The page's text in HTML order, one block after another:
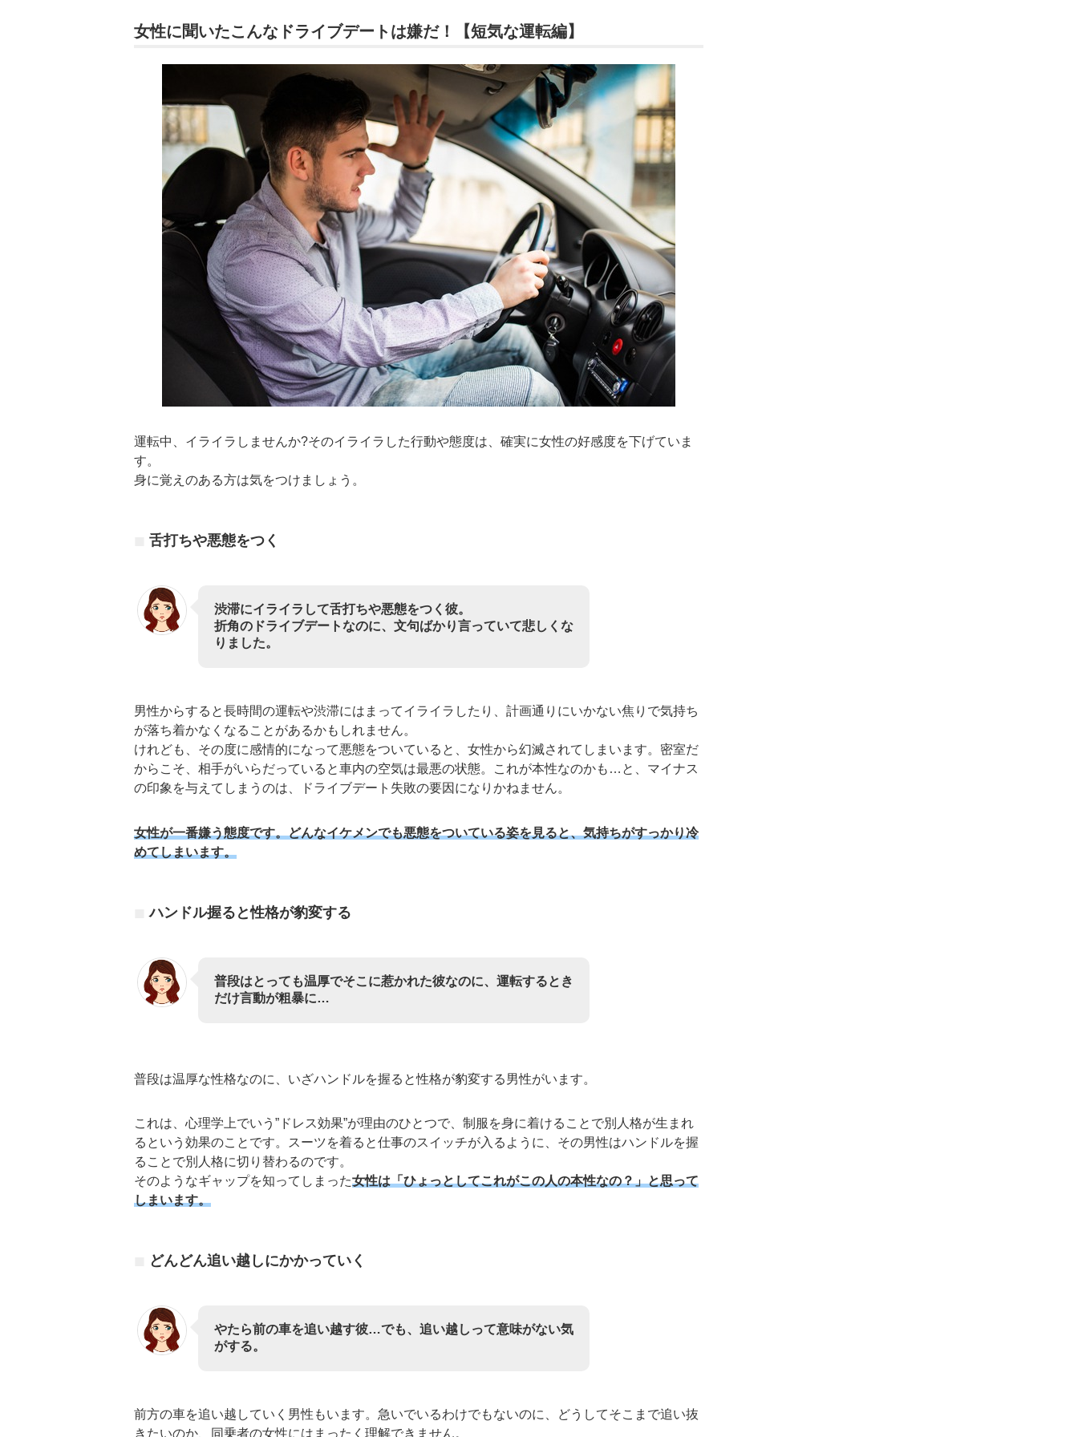
女性に聞いたこんなドライブデートは嫌だ！【短気な運転編】
運転中、イライラしませんか?そのイライラした行動や態度は、確実に女性の好感度を下げていま
す。
身に覚えのある方は気をつけましょう。
舌打ちや悪態をつく
渋滞にイライラして舌打ちや悪態をつく彼。
折角のドライブデートなのに、文句ばかり言っていて悲しくな
りました。
男性からすると長時間の運転や渋滞にはまってイライラしたり、計画通りにいかない焦りで気持ち
が落ち着かなくなることがあるかもしれません。
けれども、その度に感情的になって悪態をついていると、女性から幻滅されてしまいます。密室だ
からこそ、相手がいらだっていると車内の空気は最悪の状態。これが本性なのかも…と、マイナス
の印象を与えてしまうのは、ドライブデート失敗の要因になりかねません。
女性が一番嫌う態度です。どんなイケメンでも悪態をついている姿を見ると、気持ちがすっかり冷
めてしまいます。
ハンドル握ると性格が豹変する
普段はとっても温厚でそこに惹かれた彼なのに、運転するとき
だけ言動が粗暴に…
普段は温厚な性格なのに、いざハンドルを握ると性格が豹変する男性がいます。
これは、心理学上でいう”ドレス効果”が理由のひとつで、制服を身に着けることで別人格が生まれ
るという効果のことです。スーツを着ると仕事のスイッチが入るように、その男性はハンドルを握
ることで別人格に切り替わるのです。
そのようなギャップを知ってしまった女性は「ひょっとしてこれがこの人の本性なの？」と思って
しまいます。
どんどん追い越しにかかっていく
やたら前の車を追い越す彼…でも、追い越しって意味がない気
がする。
前方の車を追い越していく男性もいます。急いでいるわけでもないのに、どうしてそこまで追い抜
きたいのか、同乗者の女性にはまったく理解できません。